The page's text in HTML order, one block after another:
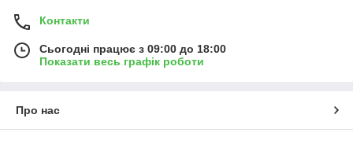
Контакти
Сьогодні працює з 09:00 до 18:00
Показати весь графік роботи
Про нас